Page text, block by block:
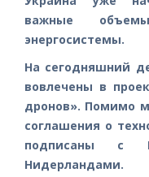
важные
энергосистемы.
На сегодняшний
вовлечены в
дронов». Помимо
соглашения о
подписаны с
Нидерландами.